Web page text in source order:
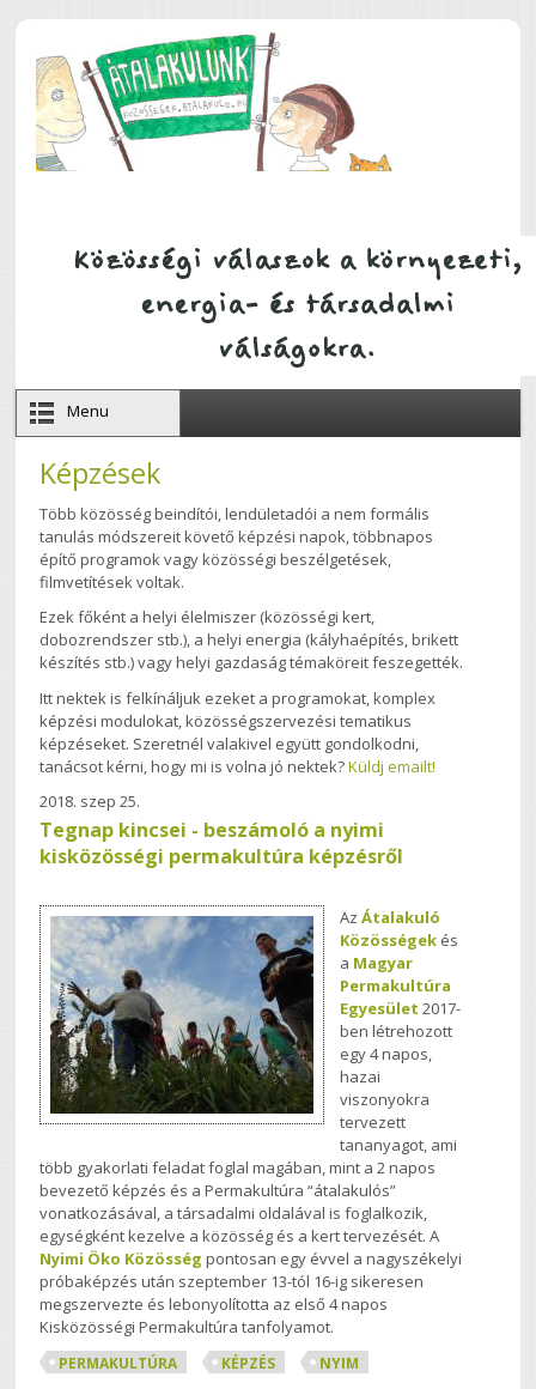
Menu
Képzések
Több közösség beindítói, lendületadói a nem formális
tanulás módszereit követő képzési napok, többnapos
építő programok vagy közösségi beszélgetések,
filmvetítések voltak.
Ezek főként a helyi élelmiszer (közösségi kert,
dobozrendszer stb.), a helyi energia (kályhaépítés, brikett
készítés stb.) vagy helyi gazdaság témaköreit feszegették.
Itt nektek is felkínáljuk ezeket a programokat, komplex
képzési modulokat, közösségszervezési tematikus
képzéseket. Szeretnél valakivel együtt gondolkodni,
tanácsot kérni, hogy mi is volna jó nektek?Küldj emailt!
2018. szep 25.
Tegnap kincsei - beszámoló a nyimi
kisközösségi permakultúra képzésről
AzÁtalakuló
Közösségek és
a Magyar
Permakultúra
Egyesület 2017-
ben létrehozott
egy 4 napos,
hazai
viszonyokra
tervezett
tananyagot, ami
több gyakorlati feladat foglal magában, mint a 2 napos
bevezető képzés és a Permakultúra “átalakulós”
vonatkozásával, a társadalmi oldalával is foglalkozik,
egységként kezelve a közösség és a kert tervezését. A
Nyimi Öko Közösség pontosan egy évvel a nagyszékelyi
próbaképzés után szeptember 13-tól 16-ig sikeresen
megszervezte és lebonyolította az első 4 napos
Kisközösségi Permakultúra tanfolyamot.
PERMAKULTÚRA KÉPZÉS NYIM